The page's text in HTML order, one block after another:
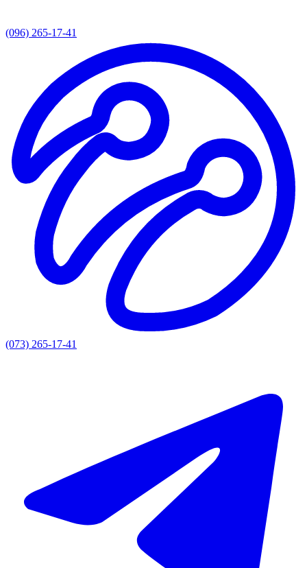
(096) 265-17-41
(073) 265-17-41